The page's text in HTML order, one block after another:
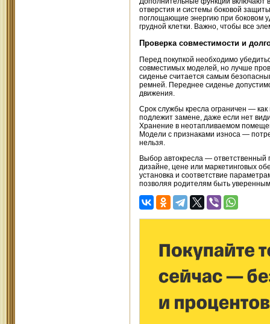
отверстия и системы боковой
поглощающие энергию при боковом
грудной клетки. Важно, чтобы все
Проверка совместимости и
Перед покупкой необходимо
совместимых моделей, но лучше
сиденье считается самым
ремней. Переднее сиденье
движения.
Срок службы кресла ограничен —
подлежит замене, даже если нет
Хранение в неотапливаемом
Модели с признаками износа —
нельзя.
Выбор автокресла —
дизайне, цене или маркетинговых
установка и соответствие
позволяя родителям быть